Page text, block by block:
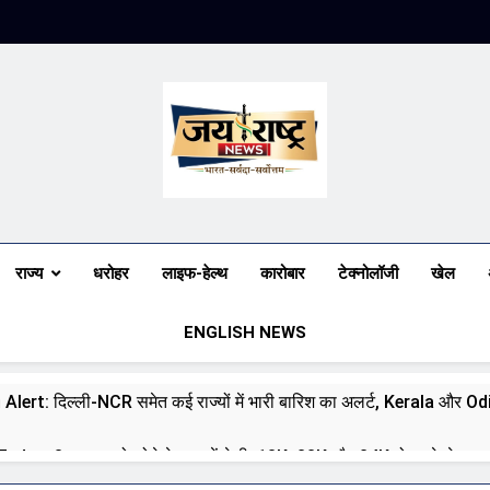
Jai Rashtra
राज्य धरोहर लाइफ-हेल्थ कारोबार टेक्नोलॉजी खेल
ENGLISH NEWS
Alert: दिल्ली-NCR समेत कई राज्यों में भारी बारिश का अलर्ट, Kerala और
8 अगस्त को सोने के भाव में तेजी, 18K, 22K और 24K गोल्ड के रेट पर